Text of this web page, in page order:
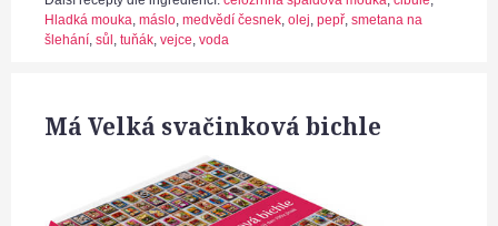
Hladká mouka, máslo, medvědí česnek, olej, pepř, smetana na
šlehání, sůl , tuňák, vejce, voda
Má Velká svačinková bichle